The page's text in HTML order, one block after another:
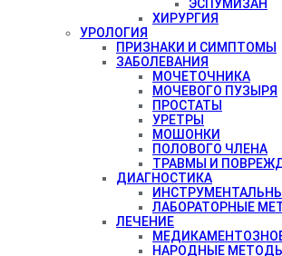
ЭСПУМИЗАН
ХИРУРГИЯ
УРОЛОГИЯ
ПРИЗНАКИ И СИМПТОМЫ
ЗАБОЛЕВАНИЯ
МОЧЕТОЧНИКА
МОЧЕВОГО ПУЗЫРЯ
ПРОСТАТЫ
УРЕТРЫ
МОШОНКИ
ПОЛОВОГО ЧЛЕНА
ТРАВМЫ И
ДИАГНОСТИКА
ЛАБОРАТОРНЫЕ
ЛЕЧЕНИЕ
НАРОДНЫЕ МЕТОДЫ